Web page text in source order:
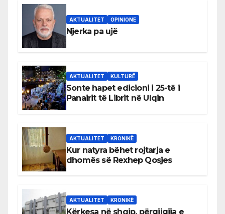
AKTUALITET OPINIONE
Njerka pa ujë
AKTUALITET KULTURË
Sonte hapet edicioni i 25-të i
Panairit të Librit në Ulqin
AKTUALITET KRONIKË
Kur natyra bëhet rojtarja e
dhomës së Rexhep Qosjes
AKTUALITET KRONIKË
Kërkesa në shqip, përgjigjja e